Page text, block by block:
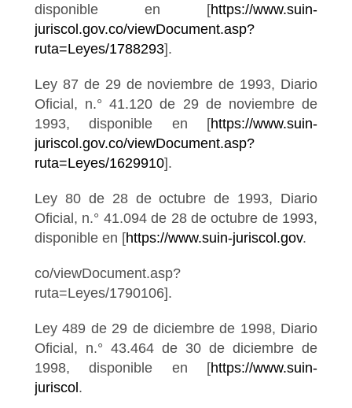
disponible en [https://www.suin-
juriscol.gov.co/viewDocument.asp?
ruta=Leyes/1788293].
Ley 87 de 29 de noviembre de 1993, Diario
Oficial, n.° 41.120 de 29 de noviembre de
1993, disponible en [https://www.suin-
juriscol.gov.co/viewDocument.asp?
ruta=Leyes/1629910].
Ley 80 de 28 de octubre de 1993, Diario
Oficial, n.° 41.094 de 28 de octubre de 1993,
disponible en [https://www.suin-juriscol.gov.
co/viewDocument.asp?
ruta=Leyes/1790106].
Ley 489 de 29 de diciembre de 1998, Diario
Oficial, n.° 43.464 de 30 de diciembre de
1998, disponible en [https://www.suin-
juriscol .